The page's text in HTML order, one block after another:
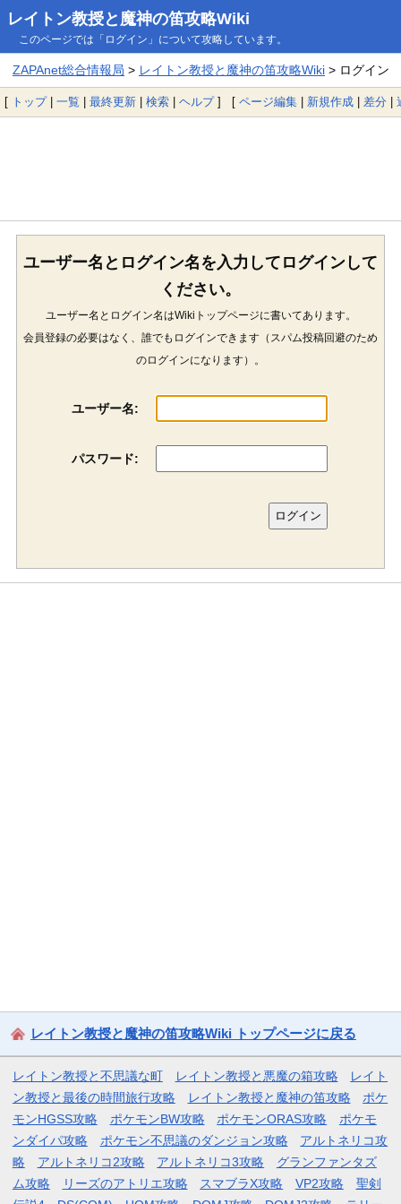
レイトン教授と魔神の笛攻略Wiki
このページでは「ログイン」について攻略しています。
ZAPAnet総合情報局 > レイトン教授と魔神の笛攻略Wiki> ログイン
[ トップ| 一覧 | 最終更新 | 検索 | ヘルプ] [ ページ編集 | 新規作成 | 差分 |
ユーザー名とログイン名を入力してログインして
ください。
ユーザー名とログイン名はWikiトップページに書いてあります。
会員登録の必要はなく、誰でもログインできます（スパム投稿回避のため
のログインになります）。
ユーザー名:
パスワード:
レイトン教授と魔神の笛攻略Wiki トップページに戻る
レイトン教授と不思議な町 レイトン教授と悪魔の箱攻略
レイト
ン教授と最後の時間旅行攻略
レイトン教授と魔神の笛攻略
ポケ
モンHGSS攻略
ポケモンBW攻略 ポケモンORAS攻略
ポケモ
ンダイパ攻略
ポケモン不思議のダンジョン攻略
アルトネリコ攻
略
アルトネリコ2攻略 アルトネリコ3攻略
グランファンタズ
ム攻略
リーズのアトリエ攻略 スマブラX攻略 VP2攻略
聖剣